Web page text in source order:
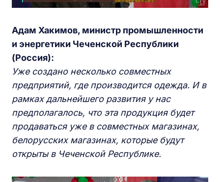
Адам Хакимов, министр промышленности
и энергетики Чеченской Республики
(Россия):
Уже создано несколько совместных
предприятий, где производится одежда. И в
рамках дальнейшего развития у нас
предполагалось, что эта продукция будет
продаватьсяуже в совместныхмагазинах,
белорусских магазинах, которые будут
открыты в Чеченской Республике.